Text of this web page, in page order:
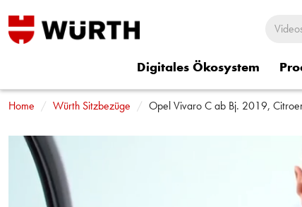
Digitales Ökosystem
Rund um Würth Würth Shorts Würth
Home Würth Sitzbezüge Opel Vivaro C ab Bj. 2019,